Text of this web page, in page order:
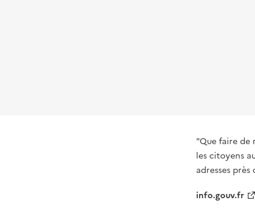
"Que faire de
les citoyens
adresses
info.gouv.fr